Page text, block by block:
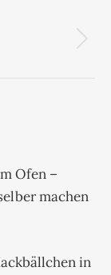
Ofen –
machen
in